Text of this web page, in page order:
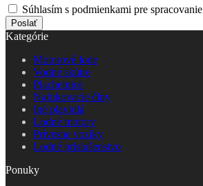
Súhlasím s podmienkami pre spracovanie
Poslať
Kategórie
Motorové lode
Vodné skútre
Plachetnice
Nafukovacie člny
Iné plavidlá
Lodné motory
Prívesne vozíky
Lodné príslušenstvo
Ponuky